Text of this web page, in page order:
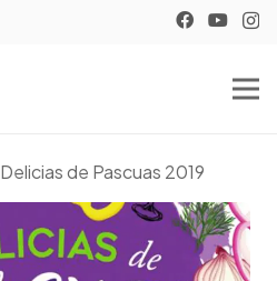
Delicias de Pascuas 2019